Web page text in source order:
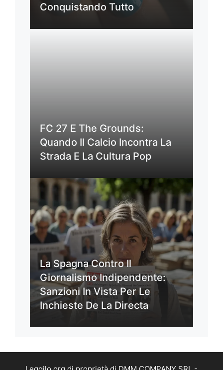
Conquistando Tutto
FC 27 E The Grounds:
Quando Il Calcio Incontra La
Strada E La Cultura Pop
La Spagna Contro Il
Giornalismo Indipendente:
Sanzioni In Vista Per Le
Inchieste De La Directa